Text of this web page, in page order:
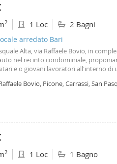
2 1 Loc 2 Bagni
arredato Bari
Alta, via Raffaele Bovio, in
nel recinto condominiale,
e o giovani lavoratori all'interno
sul rialzato della palazzina che è
2 bagni, ripostiglio, due balconi
servita e vicina a: scuole e
ad autostrade e tangenziale.
Bovio, Picone, Carrassi, San
2 1 Loc 1 Bagno